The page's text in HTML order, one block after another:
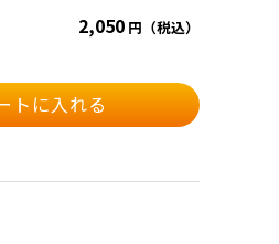
2,050 円（税込）